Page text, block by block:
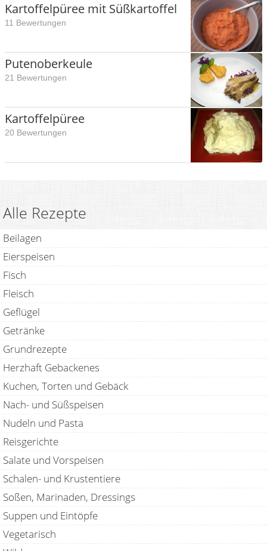
Kartoffelpüree mit Süßkartoffel
11 Bewertungen
Putenoberkeule
21 Bewertungen
Kartoffelpüree
20 Bewertungen
Alle Rezepte
Beilagen
Eierspeisen
Fisch
Fleisch
Geflügel
Getränke
Grundrezepte
Herzhaft Gebackenes
Kuchen, Torten und Gebäck
Nach- und Süßspeisen
Nudeln und Pasta
Reisgerichte
Salate und Vorspeisen
Schalen- und Krustentiere
Soßen, Marinaden, Dressings
Suppen und Eintöpfe
Vegetarisch